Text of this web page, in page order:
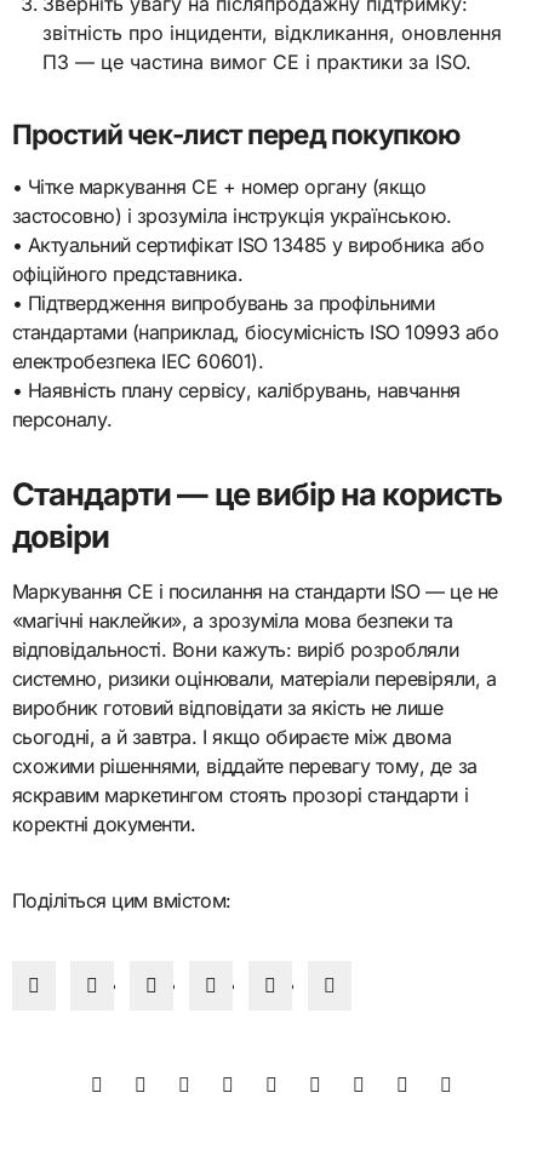
звітність про інциденти, відкликання, оновлення
ПЗ — це частина вимог CE і практики за ISO.
Простий чек-лист перед покупкою
• Чітке маркування CE + номер органу (якщо
застосовно) і зрозуміла інструкція українською.
• Актуальний сертифікат ISO 13485 у виробника або
офіційного представника.
• Підтвердження випробувань за профільними
стандартами (наприклад, біосумісність ISO 10993 або
електробезпека IEC 60601).
• Наявність плану сервісу, калібрувань, навчання
персоналу.
Стандарти — це вибір на користь
довіри
Маркування CE і посилання на стандарти ISO — це не
«магічні наклейки», а зрозуміла мова безпеки та
відповідальності. Вони кажуть: виріб розробляли
системно, ризики оцінювали, матеріали перевіряли, а
виробник готовий відповідати за якість не лише
сьогодні, а й завтра. І якщо обираєте між двома
схожими рішеннями, віддайте перевагу тому, де за
яскравим маркетингом стоять прозорі стандарти і
коректні документи.
Поділіться цим вмістом: